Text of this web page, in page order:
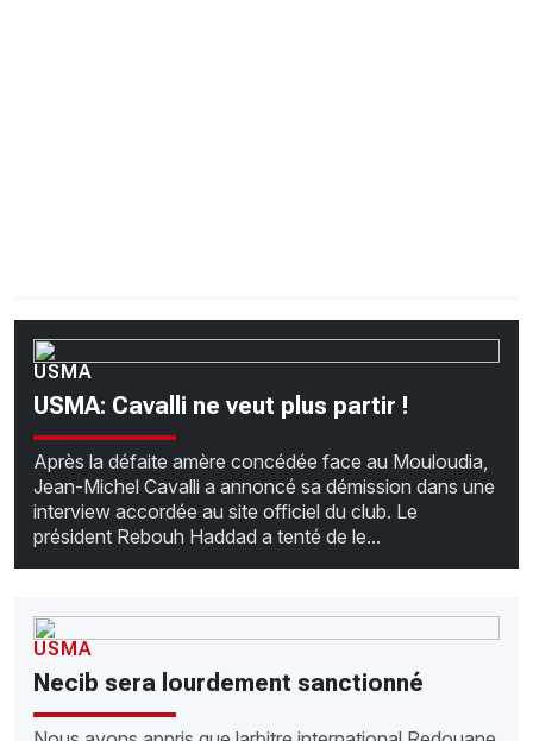
USMA
USMA: Cavalli ne veut plus partir !
Après la défaite amère concédée face au Mouloudia,
Jean-Michel Cavalli a annoncé sa démission dans une
interview accordée au site officiel du club. Le
président Rebouh Haddad a tenté de le...
USMA
Necib sera lourdement sanctionné